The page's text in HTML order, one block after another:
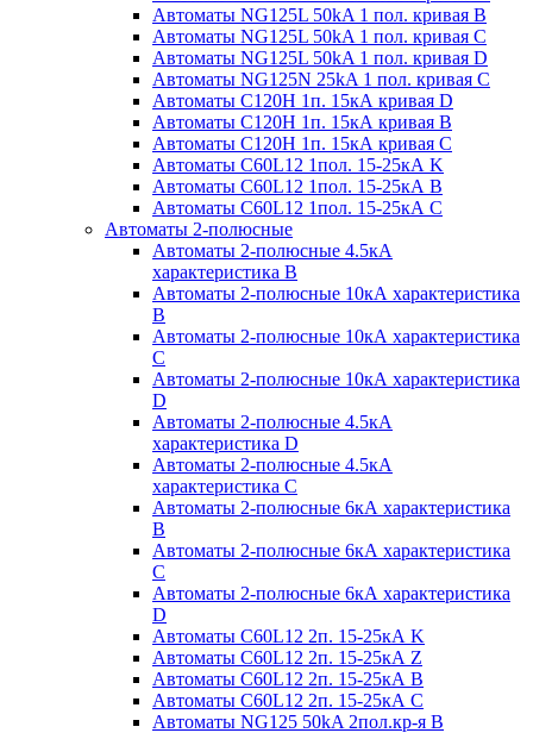
Автоматы NG125L 50kA 1 пол. кривая B
Автоматы NG125L 50kA 1 пол. кривая C
Автоматы NG125L 50kA 1 пол. кривая D
Автоматы NG125N 25kA 1 пол. кривая C
Автоматы С120H 1п. 15кА кривая D
Автоматы С120H 1п. 15кА кривая В
Автоматы С120H 1п. 15кА кривая С
Автоматы С60L12 1пол. 15-25кА K
Автоматы С60L12 1пол. 15-25кА В
Автоматы С60L12 1пол. 15-25кА С
Автоматы 2-полюсные
Автоматы 2-полюсные 4.5кА
характеристика В
Автоматы 2-полюсные 10кА характеристика
B
Автоматы 2-полюсные 10кА характеристика
C
Автоматы 2-полюсные 10кА характеристика
D
Автоматы 2-полюсные 4.5кА
характеристика D
Автоматы 2-полюсные 4.5кА
характеристика С
Автоматы 2-полюсные 6кА характеристика
B
Автоматы 2-полюсные 6кА характеристика
C
Автоматы 2-полюсные 6кА характеристика
D
Автоматы C60L12 2п. 15-25кА K
Автоматы C60L12 2п. 15-25кА Z
Автоматы C60L12 2п. 15-25кА B
Автоматы C60L12 2п. 15-25кА C
Автоматы NG125 50kA 2пол.кр-я B